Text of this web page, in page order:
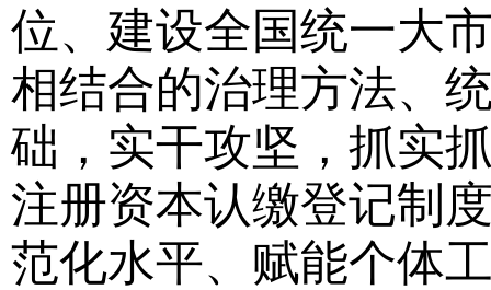
位、建设全国统一大
相结合的治理方法、
础，实干攻坚，抓实
注册资本认缴登记制
范化水平、赋能个体